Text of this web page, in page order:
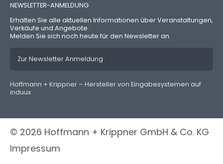
NEWSLETTER-ANMELDUNG
Erhalten Sie alle aktuellen Informationen über Veranstaltungen,
Verkäufe und Angebote.
Melden Sie sich noch heute für den Newsletter an.
Zur Newsletter Anmeldung
Hoffmann + Krippner – Hersteller von Eingabesystemen auf
induux
© 2026 Hoffmann + Krippner GmbH & Co. KG
Impressum